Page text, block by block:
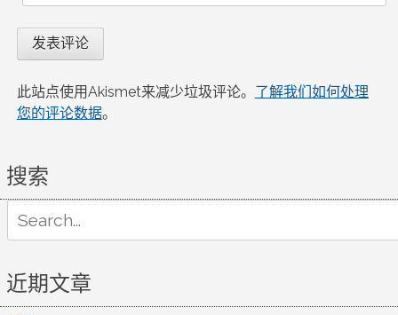
此站点使用Akismet来减少垃圾评论。 了解我们如何处理
您的评论数据。
搜索
for:
近期文章